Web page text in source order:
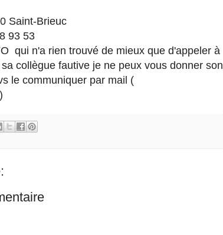
Saint-Brieuc
93 53
qui n'a rien trouvé de mieux que d'appeler à
collègue fautive je ne peux vous donner son
le communiquer par mail (